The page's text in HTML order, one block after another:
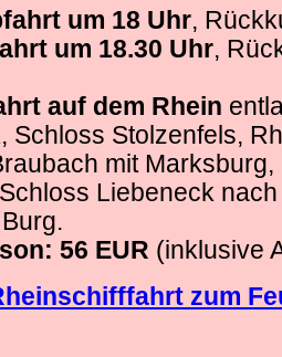
um 18 Uhr,
um 18.30 Uhr,
auf dem Rhein
Schloss Stolzenfels,
mit Marksburg,
Liebeneck
56 EUR (inklusive
zum